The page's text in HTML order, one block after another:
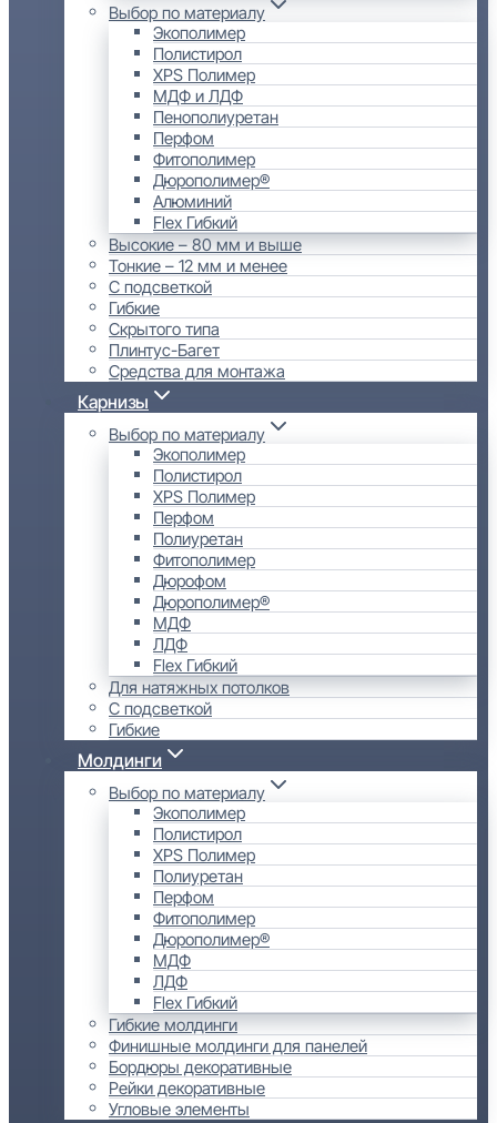
Выбор по материалу
Экополимер
Полистирол
XPS Полимер
МДФ и ЛДФ
Пенополиуретан
Перфом
Фитополимер
Дюрополимер®
Алюминий
Flex Гибкий
Высокие – 80 мм и выше
Тонкие – 12 мм и менее
С подсветкой
Гибкие
Скрытого типа
Плинтус-Багет
Средства для монтажа
Карнизы
Выбор по материалу
Экополимер
Полистирол
XPS Полимер
Перфом
Полиуретан
Фитополимер
Дюрофом
Дюрополимер®
МДФ
ЛДФ
Flex Гибкий
Для натяжных потолков
С подсветкой
Гибкие
Молдинги
Выбор по материалу
Экополимер
Полистирол
XPS Полимер
Полиуретан
Перфом
Фитополимер
Дюрополимер®
МДФ
ЛДФ
Flex Гибкий
Гибкие молдинги
Финишные молдинги для панелей
Бордюры декоративные
Рейки декоративные
Угловые элементы